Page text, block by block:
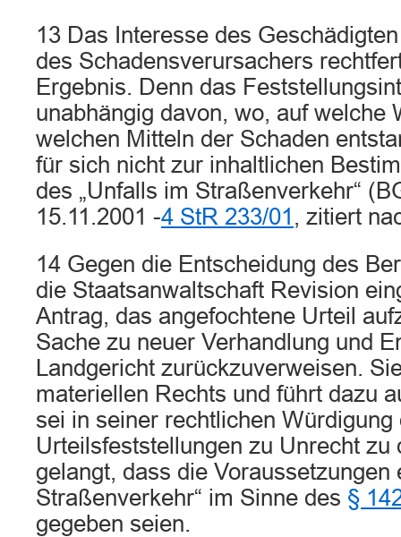
13 Das Interesse des
des Schadensverursachers
Ergebnis. Denn das
unabhängig davon, wo, auf welche
welchen Mitteln der Schaden
für sich nicht zur inhaltlichen
des „Unfalls im Straßenverkehr“
15.11.2001 -4 StR 233/01 , zitiert
14 Gegen die Entscheidung des
die Staatsanwaltschaft Revision
Antrag, das angefochtene Urteil
Sache zu neuer Verhandlung und
Landgericht zurückzuverweisen.
materiellen Rechts und führt dazu
sei in seiner rechtlichen Würdigung
Urteilsfeststellungen zu Unrecht zu
gelangt, dass die Voraussetzungen
Straßenverkehr“ im Sinne des §
gegeben seien.